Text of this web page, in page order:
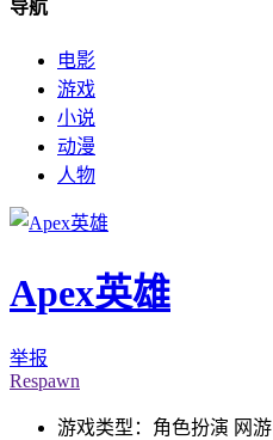
导航
电影
游戏
小说
动漫
人物
Apex英雄
举报
Respawn
游戏类型：角色扮演 网游